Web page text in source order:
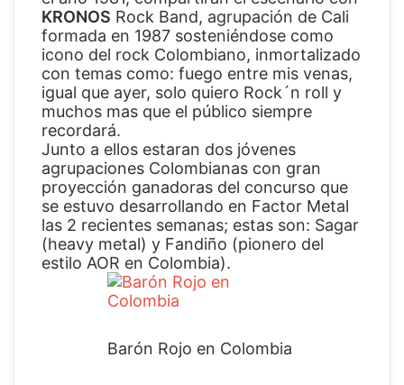
KRONOS Rock Band, agrupación de Cali
formada en 1987 sosteniéndose como
icono del rock Colombiano, inmortalizado
con temas como: fuego entre mis venas,
igual que ayer, solo quiero Rock´n roll y
muchos mas que el público siempre
recordará.
Junto a ellos estaran dos jóvenes
agrupaciones Colombianas con gran
proyección ganadoras del concurso que
se estuvo desarrollando en Factor Metal
las 2 recientes semanas; estas son: Sagar
(heavy metal) y Fandiño (pionero del
estilo AOR en Colombia).
Barón Rojo en Colombia